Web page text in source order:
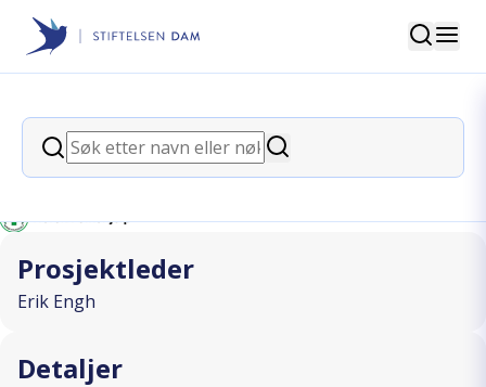
Stiftelsen Dam
Søk
Søk
Søk
back
Malerkurs for barn
Prosjektleder
Erik Engh
Detaljer